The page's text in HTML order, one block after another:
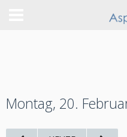
Montag, 20.